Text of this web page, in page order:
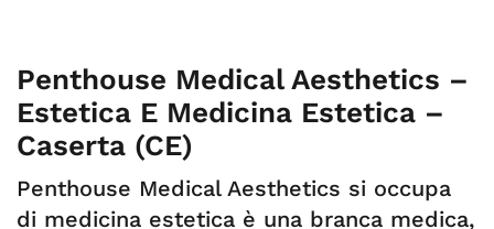
Penthouse Medical Aesthetics –
Estetica E Medicina Estetica –
Caserta (CE)
Penthouse Medical Aesthetics si occupa
di medicina estetica è una branca medica,